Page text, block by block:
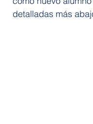
detalladas más